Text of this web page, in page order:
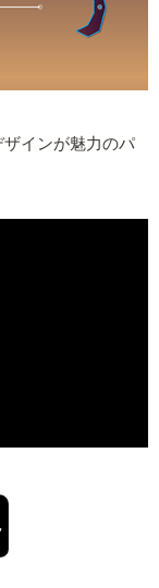
ザインが魅力のパ